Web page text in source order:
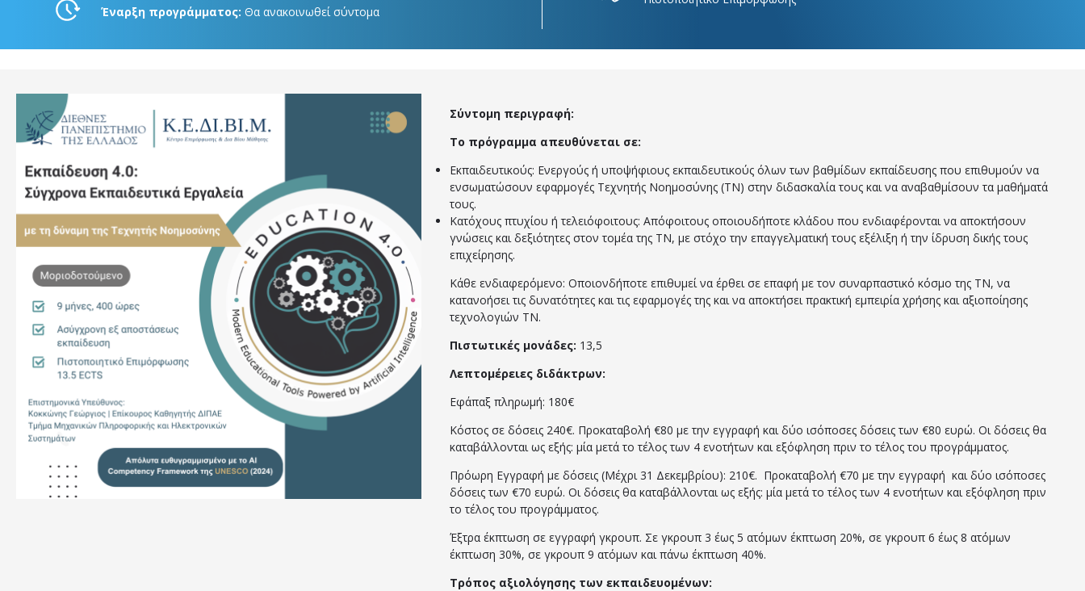
Έναρξη προγράμματος: Θα ανακοινωθεί σύντομα
Σύντομη περιγραφή:
Το πρόγραμμα απευθύνεται σε:
Εκπαιδευτικούς: Ενεργούς ή υποψήφιους εκπαιδευτικούς όλων των βαθμίδων εκπαίδευσης που επιθυμούν να
ενσωματώσουν εφαρμογές Τεχνητής Νοημοσύνης (ΤΝ) στην διδασκαλία τους και να αναβαθμίσουν τα μαθήματά
τους.
Κατόχους πτυχίου ή τελειόφοιτους: Απόφοιτους οποιουδήποτε κλάδου που ενδιαφέρονται να αποκτήσουν
γνώσεις και δεξιότητες στον τομέα της ΤΝ, με στόχο την επαγγελματική τους εξέλιξη ή την ίδρυση δικής τους
επιχείρησης.
Κάθε ενδιαφερόμενο: Οποιονδήποτε επιθυμεί να έρθει σε επαφή με τον συναρπαστικό κόσμο της ΤΝ, να
κατανοήσει τις δυνατότητες και τις εφαρμογές της και να αποκτήσει πρακτική εμπειρία χρήσης και αξιοποίησης
τεχνολογιών ΤΝ.
Πιστωτικές μονάδες: 13,5
Λεπτομέρειες διδάκτρων:
Εφάπαξ πληρωμή: 180€
Κόστος σε δόσεις 240€. Προκαταβολή €80 με την εγγραφή και δύο ισόποσες δόσεις των €80 ευρώ. Οι δόσεις θα
καταβάλλονται ως εξής: μία μετά το τέλος των 4 ενοτήτων και εξόφληση πριν το τέλος του προγράμματος.
Πρόωρη Εγγραφή με δόσεις (Μέχρι 31 Δεκεμβρίου): 210€. Προκαταβολή €70 με την εγγραφή και δύο ισόποσες
δόσεις των €70 ευρώ. Οι δόσεις θα καταβάλλονται ως εξής: μία μετά το τέλος των 4 ενοτήτων και εξόφληση πριν
το τέλος του προγράμματος.
Έξτρα έκπτωση σε εγγραφή γκρουπ. Σε γκρουπ 3 έως 5 ατόμων έκπτωση 20%, σε γκρουπ 6 έως 8 ατόμων
έκπτωση 30%, σε γκρουπ 9 ατόμων και πάνω έκπτωση 40%.
Τρόπος αξιολόγησης των εκπαιδευομένων: